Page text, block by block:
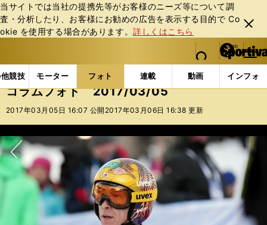
当サイトでは当社の提携先等がお客様のニーズ等について調
査・分析したり、お客様にお勧めの広告を表⽰する⽬的で Co
okie を使⽤する場合があります。詳しくはこちら
閉じ
る
web Sportiva (webスポルティーバ)
検索
マイペ
ー
ジ
メニュ
競技 モーター フォト 連載 動画 インフォ
b
ス
ポ
ル
ー
バ
フォトギャラリー コラムフォト コラムフォト
コラムフォト 2017/03/05
2017年03月05日 16:07 公開 2017年03月06日 16:38 更新
次へ